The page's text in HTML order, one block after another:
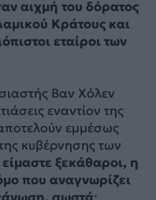
αιχμή του δόρατος
Κράτους και
εταίροι των
Βαν Χόλεν
εναντίον της
εμμέσως
κυβέρνησης των
ξεκάθαροι, η
που αναγνωρίζει